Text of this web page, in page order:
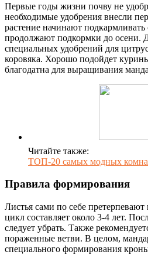
Первые годы жизни почву не
необходимые удобрения внесли
растение начинают
продолжают подкормки до осени.
специальных удобрений для
коровяка. Хорошо подойдет
благодатна для выращивания
Читайте также:
ТОП-20 самых модных
Правила формирования
Листья сами по себе
цикл составляет около 3-4 лет.
следует убрать. Также
пораженные ветви. В целом,
специального формирования